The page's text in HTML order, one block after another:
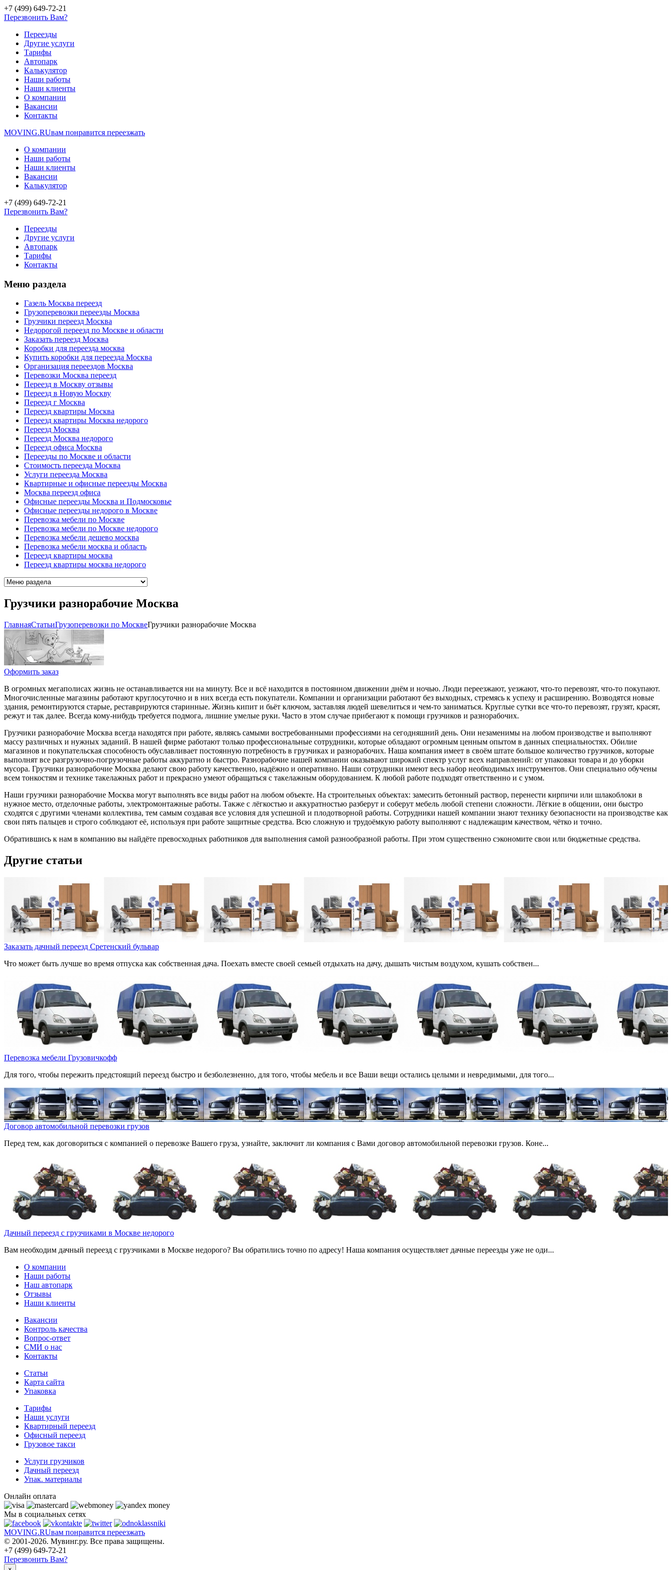
+7 (499) 649-72-21
Перезвонить Вам?
Переезды
Другие услуги
Тарифы
Автопарк
Калькулятор
Наши работы
Наши клиенты
О компании
Вакансии
Контакты
MOVING.RUвам понравится переезжать
О компании
Наши работы
Наши клиенты
Вакансии
Калькулятор
+7 (499) 649-72-21
Перезвонить Вам?
Переезды
Другие услуги
Автопарк
Тарифы
Контакты
Меню раздела
Газель Москва переезд
Грузоперевозки переезды Москва
Грузчики переезд Москва
Недорогой переезд по Москве и области
Заказать переезд Москва
Коробки для переезда москва
Купить коробки для переезда Москва
Организация переездов Москва
Перевозки Москва переезд
Переезд в Москву отзывы
Переезд в Новую Москву
Переезд г Москва
Переезд квартиры Москва
Переезд квартиры Москва недорого
Переезд Москва
Переезд Москва недорого
Переезд офиса Москва
Переезды по Москве и области
Стоимость переезда Москва
Услуги переезда Москва
Квартирные и офисные переезды Москва
Москва переезд офиса
Офисные переезды Москва и Подмосковье
Офисные переезды недорого в Москве
Перевозка мебели по Москве
Перевозка мебели по Москве недорого
Перевозка мебели дешево москва
Перевозка мебели москва и область
Переезд квартиры москва
Переезд квартиры москва недорого
Грузчики разнорабочие Москва
ГлавнаяCтатьиГрузоперевозки по МосквеГрузчики разнорабочие Москва
Оформить заказ
В огромных мегаполисах жизнь не останавливается ни на минуту. Все и всё находится в постоянном движении днём и ночью. Люди переезжают, уезжают, что-то перевозят, что-то покупают.
Многочисленные магазины работают круглосуточно и в них всегда есть покупатели. Компании и организации работают без выходных, стремясь к успеху и расширению. Возводятся новые
здания, ремонтируются старые, реставрируются старинные. Жизнь кипит и бьёт ключом, заставляя людей шевелиться и чем-то заниматься. Круглые сутки все что-то перевозят, грузят, красят,
режут и так далее. Всегда кому-нибудь требуется подмога, лишние умелые руки. Часто в этом случае прибегают к помощи грузчиков и разнорабочих.
Грузчики разнорабочие Москва всегда находятся при работе, являясь самыми востребованными профессиями на сегодняшний день. Они незаменимы на любом производстве и выполняют
массу различных и нужных заданий. В нашей фирме работают только профессиональные сотрудники, которые обладают огромным ценным опытом в данных специальностях. Обилие
магазинов и покупательская способность обуславливает постоянную потребность в грузчиках и разнорабочих. Наша компания имеет в своём штате большое количество грузчиков, которые
выполнят все разгрузочно-погрузочные работы аккуратно и быстро. Разнорабочие нашей компании оказывают широкий спектр услуг всех направлений: от упаковки товара и до уборки
мусора. Грузчики разнорабочие Москва делают свою работу качественно, надёжно и оперативно. Наши сотрудники имеют весь набор необходимых инструментов. Они специально обучены
всем тонкостям и технике такелажных работ и прекрасно умеют обращаться с такелажным оборудованием. К любой работе подходят ответственно и с умом.
Наши грузчики разнорабочие Москва могут выполнять все виды работ на любом объекте. На строительных объектах: замесить бетонный раствор, перенести кирпичи или шлакоблоки в
нужное место, отделочные работы, электромонтажные работы. Также с лёгкостью и аккуратностью разберут и соберут мебель любой степени сложности. Лёгкие в общении, они быстро
сходятся с другими членами коллектива, тем самым создавая все условия для успешной и плодотворной работы. Сотрудники нашей компании знают технику безопасности на производстве как
свои пять пальцев и строго соблюдают её, используя при работе защитные средства. Всю сложную и трудоёмкую работу выполняют с надлежащим качеством, чётко и точно.
Обратившись к нам в компанию вы найдёте превосходных работников для выполнения самой разнообразной работы. При этом существенно сэкономите свои или бюджетные средства.
Другие статьи
Заказать дачный переезд Сретенский бульвар
Что может быть лучше во время отпуска как собственная дача. Поехать вместе своей семьей отдыхать на дачу, дышать чистым воздухом, кушать собствен...
Перевозка мебели Грузовичкофф
Для того, чтобы пережить предстоящий переезд быстро и безболезненно, для того, чтобы мебель и все Ваши вещи остались целыми и невредимыми, для того...
Договор автомобильной перевозки грузов
Перед тем, как договориться с компанией о перевозке Вашего груза, узнайте, заключит ли компания с Вами договор автомобильной перевозки грузов. Коне...
Дачный переезд с грузчиками в Москве недорого
Вам необходим дачный переезд с грузчиками в Москве недорого? Вы обратились точно по адресу! Наша компания осуществляет дачные переезды уже не оди...
О компании
Наши работы
Наш автопарк
Отзывы
Наши клиенты
Вакансии
Контроль качества
Вопрос-ответ
СМИ о нас
Контакты
Статьи
Карта сайта
Упаковка
Тарифы
Наши услуги
Квартирный переезд
Офисный переезд
Грузовое такси
Услуги грузчиков
Дачный переезд
Упак. материалы
Онлайн оплата
Мы в социальных сетях
MOVING.RUвам понравится переезжать
© 2001-2026. Мувинг.ру. Все права защищены.
+7 (499) 649-72-21
Перезвонить Вам?